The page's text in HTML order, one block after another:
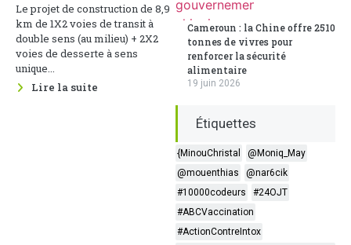
Le projet de construction de 8,9
km de 1X2 voies de transit à
double sens (au milieu) + 2X2
voies de desserte à sens
unique...
Lire la suite
Cameroun : la Chine offre 2510
tonnes de vivres pour
renforcer la sécurité
alimentaire
19 juin 2026
Étiquettes
{MinouChristal
@Moniq_May
@mouenthias
@nar6cik
#10000codeurs
#24OJT
#ABCVaccination
#ActionContreIntox